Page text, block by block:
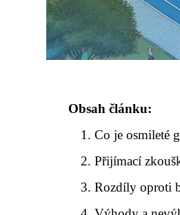
Obsah článku:
Co je osmileté
Přijímací
Rozdíly oproti